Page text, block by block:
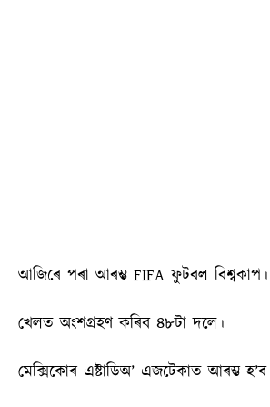
আজিৰে পৰা আৰম্ভ FIFA ফুটবল বিশ্বকাপ।
খেলত অংশগ্ৰহণ কৰিব ৪৮টা দলে।
মেক্সিকোৰ এষ্টাডিঅ’ এজটেকাত আৰম্ভ হ’ব